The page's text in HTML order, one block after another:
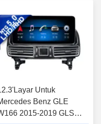
Untuk
Benz GLE
2015-2019 GLS